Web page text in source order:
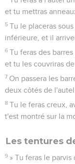
et tu mettras
5 Tu le placeras
inférieure, et il
6 Tu feras des
et tu les couvriras de
7 On passera les
deux côtés de
8 Tu le feras creux,
t'est montré sur la
Les tentures
9 » Tu feras le